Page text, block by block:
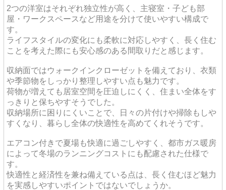
2つの洋室はそれぞれ独立性が高く、主寝室・子ども部
屋・ワークスペースなど用途を分けて使いやすい構成で
す。
ライフスタイルの変化にも柔軟に対応しやすく、長く住む
ことを考えた際にも安心感のある間取りだと感じます。
収納面ではウォークインクローゼットを備えており、衣類
や季節物をしっかり整理しやすい点も魅力です。
荷物が増えても居室空間を圧迫しにくく、住まい全体をす
っきりと保ちやすそうでした。
収納場所に困りにくいことで、日々の片付けや掃除もしや
すくなり、暮らし全体の快適性を高めてくれそうです。
エアコン付きで夏場も快適に過ごしやすく、都市ガス暖房
によって冬場のランニングコストにも配慮された仕様で
す。
快適性と経済性を兼ね備えている点は、長く住むほど魅力
を実感しやすいポイントではないでしょうか。